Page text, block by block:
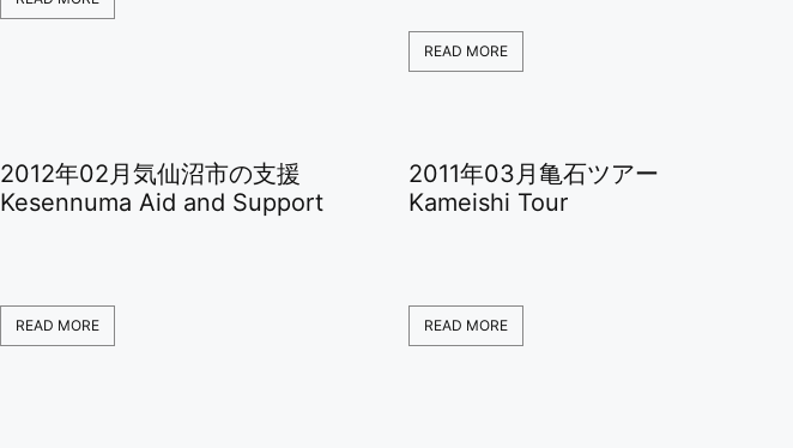
READ MORE
2012年02月気仙沼市の支援
Kesennuma Aid and Support
READ MORE
2011年03月亀石ツアー
Kameishi Tour
READ MORE